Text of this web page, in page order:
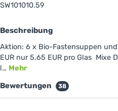
SW101010.59
Beschreibung
Aktion: 6 x Bio-Fastensuppen
EUR nur 5,65 EUR pro Glas Mixe
l… Mehr
Bewertungen 38